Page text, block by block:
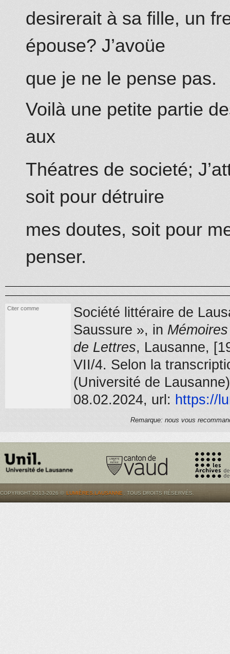
desirerait à sa fille, un
épouse? J’avoüe
que je ne le pense pas.
Voilà une petite partie
aux
Théatres de societé;
soit pour détruire
mes doutes, soit pour
penser.
Citer comme
Société littéraire de
Saussure », in
de Lettres, Lausanne,
VII/4. Selon la
(Université de
08.02.2024, url: https://
Remarque: nous vous
COPYRIGHT 2013-2026 © LUMIÈRES.LAUSANNE . TOUS DROITS RÉSERVÉS.